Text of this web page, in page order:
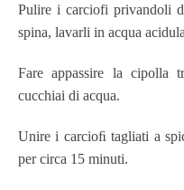
Pulire i carciofi privandoli
spina, lavarli in acqua
Fare appassire la cipolla
cucchiai di acqua.
Unire i carcioﬁ tagliati a
per circa 15 minuti.